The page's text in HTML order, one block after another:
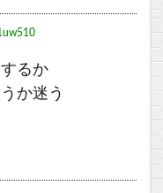
るか
か迷う